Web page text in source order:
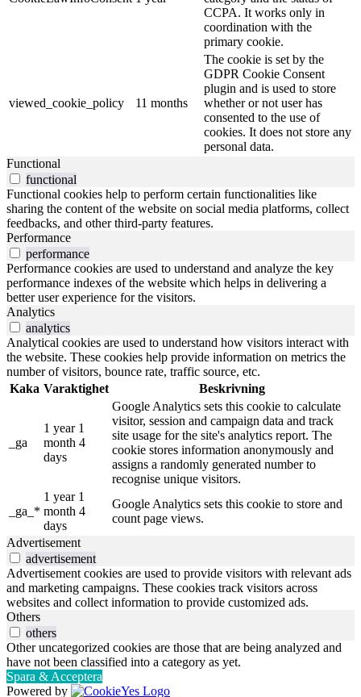
CCPA. It works only in
coordination with the
primary cookie.
viewed_cookie_policy 11 months
The cookie is set by the
GDPR Cookie Consent
plugin and is used to store
whether or not user has
consented to the use of
cookies. It does not store any
personal data.
Functional
functional
Functional cookies help to perform certain functionalities like
sharing the content of the website on social media platforms, collect
feedbacks, and other third-party features.
Performance
performance
Performance cookies are used to understand and analyze the key
performance indexes of the website which helps in delivering a
better user experience for the visitors.
Analytics
analytics
Analytical cookies are used to understand how visitors interact with
the website. These cookies help provide information on metrics the
number of visitors, bounce rate, traffic source, etc.
Kaka Varaktighet Beskrivning
_ga
1 year 1
month 4
days
Google Analytics sets this cookie to calculate
visitor, session and campaign data and track
site usage for the site's analytics report. The
cookie stores information anonymously and
assigns a randomly generated number to
recognise unique visitors.
_ga_*
1 year 1
month 4
days
Google Analytics sets this cookie to store and
count page views.
Advertisement
advertisement
Advertisement cookies are used to provide visitors with relevant ads
and marketing campaigns. These cookies track visitors across
websites and collect information to provide customized ads.
Others
others
Other uncategorized cookies are those that are being analyzed and
have not been classified into a category as yet.
Spara & Acceptera
Powered by